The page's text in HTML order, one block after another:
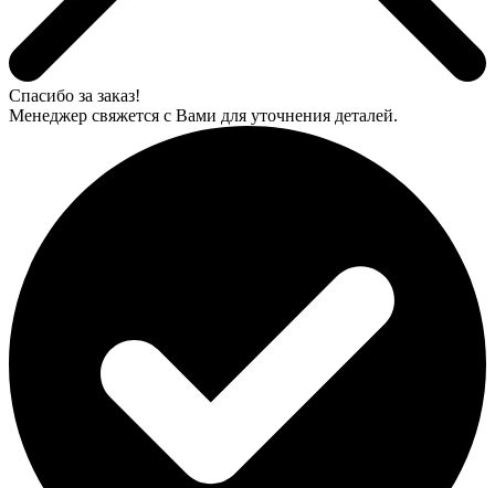
Спасибо за заказ!
Менеджер свяжется с Вами для уточнения деталей.